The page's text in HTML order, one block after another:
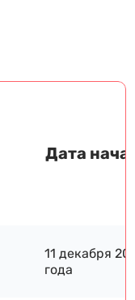
Дата
11 декабря
года